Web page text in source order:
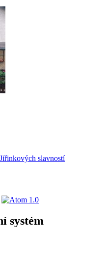
slavností
systém